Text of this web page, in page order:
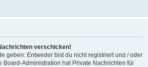
verschicken!
geben: Entweder bist du nicht registriert und / oder
Board-Administration hat Private Nachrichten für